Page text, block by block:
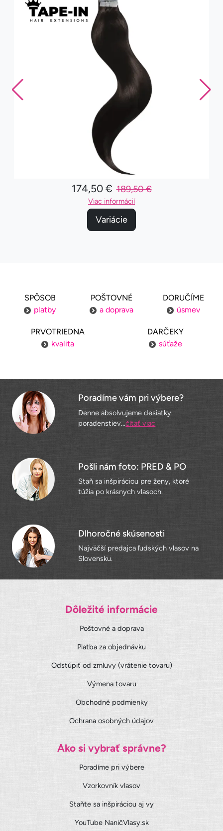
174,50 € 189,50 €
Viac informácií
Variácie
SPÔSOB
platby
POŠTOVNÉ
a doprava
DORUČÍME
úsmev
PRVOTRIEDNA
kvalita
DARČEKY
súťaže
Poradíme vám pri výbere?
Denne absolvujeme desiatky
poradenstiev...čítať viac
Pošli nám foto: PRED & PO
Staň sa inšpiráciou pre ženy, ktoré
túžia po krásnych vlasoch.
Dlhoročné skúsenosti
Najväčší predajca ľudských vlasov na
Slovensku.
Dôležité informácie
Poštovné a doprava
Platba za objednávku
Odstúpiť od zmluvy (vrátenie tovaru)
Výmena tovaru
Obchodné podmienky
Ochrana osobných údajov
Ako si vybrať správne?
Poradíme pri výbere
Vzorkovník vlasov
Staňte sa inšpiráciou aj vy
YouTube NaničVlasy.sk